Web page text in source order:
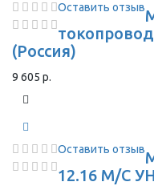
Оставить отзыв
(Россия)
9 605 р.
Оставить отзыв
12.16 М/С